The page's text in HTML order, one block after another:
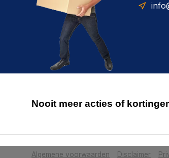
Nooit meer acties of
Algemene voorwaarden Disclaimer